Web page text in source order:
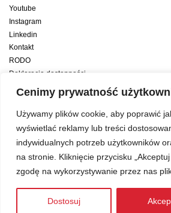
Cenimy prywatność
Używamy plików cookie, aby poprawić
wyświetlać reklamy lub treści
indywidualnych potrzeb użytkowników
na stronie. Kliknięcie przycisku
zgodę na wykorzystywanie przez nas
Dostosuj
Youtube
Instagram
Linkedin
Kontakt
RODO
Deklaracja dostępności
Deklaracja dostępności cyfrowej
konsultanta amerykańskiego programu